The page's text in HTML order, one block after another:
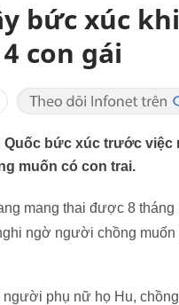
bức xúc
con gái
Quốc bức xúc trước
muốn có con trai.
mang thai được 8
ngờ người chồng
phụ nữ họ Hu,